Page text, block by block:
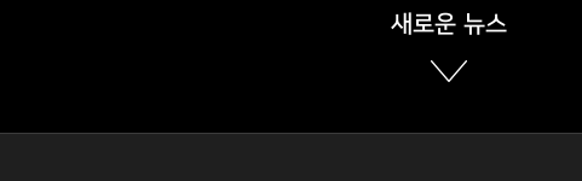
새로운 뉴스